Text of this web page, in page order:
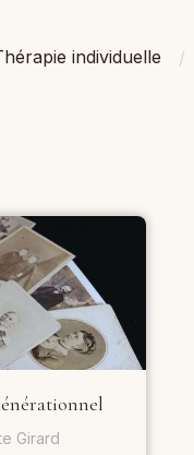
individuelle
Girard